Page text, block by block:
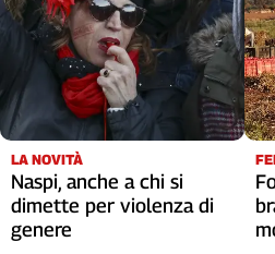
LA NOVITÀ
Naspi, anche a chi si
dimette per violenza di
genere